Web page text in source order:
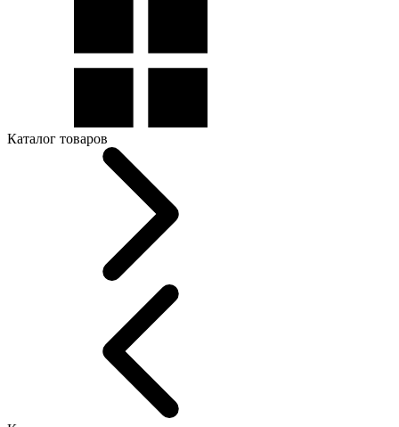
Каталог товаров